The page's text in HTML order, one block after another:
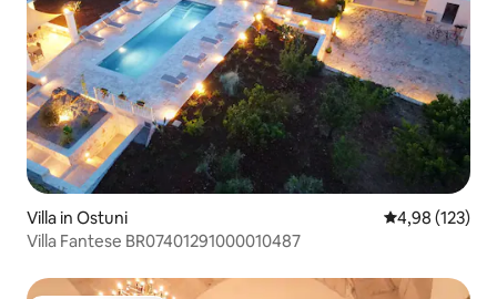
Villa in Ostuni
4,98 (123)
Villa Fantese BR07401291000010487